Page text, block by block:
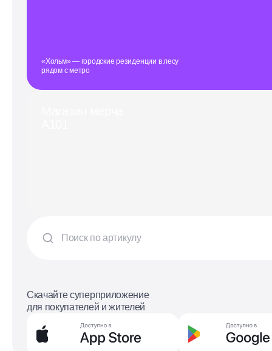
«Хольм» — городские резиденции в лесу
рядом с метро
Скачайте суперприложение
для покупателей и жителей